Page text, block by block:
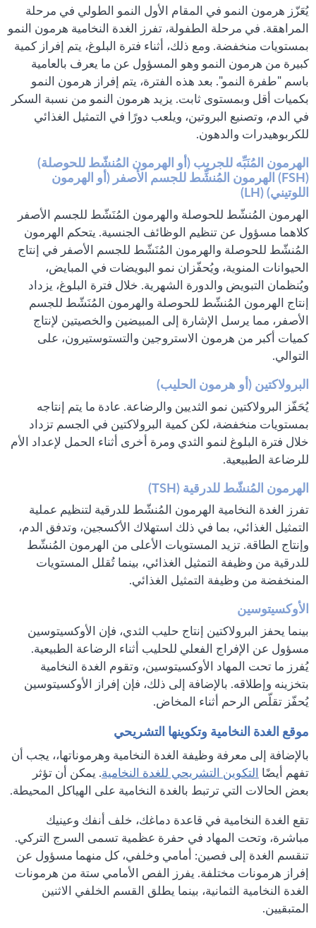
يُعَزّز هرمون النمو في المقام الأول النمو الطولي في مرحلة
المراهقة. في مرحلة الطفولة، تفرز الغدة النخامية هرمون النمو
بمستويات منخفضة. ومع ذلك، أثناء فترة البلوغ، يتم إفراز كمية
كبيرة من هرمون النمو وهو المسؤول عن ما يعرف بالعامية
باسم "طفرة النمو". بعد هذه الفترة، يتم إفراز هرمون النمو
بكميات أقل وبمستوى ثابت. يزيد هرمون النمو من نسبة السكر
في الدم، وتصنيع البروتين، ويلعب دورًا في التمثيل الغذائي
للكربوهيدرات والدهون.
الهرمون المُنَبِّه للجريب (أو الهرمون المُنشّط للحوصلة)
(FSH) الهرمون المُنشِّط للجسم الأصفر (أو الهرمون
اللوتيني) (LH)
الهرمون المُنشّط للحوصلة والهرمون المُنَشّط للجسم الأصفر
كلاهما مسؤول عن تنظيم الوظائف الجنسية. يتحكم الهرمون
المُنشّط للحوصلة والهرمون المُنَشّط للجسم الأصفر في إنتاج
الحيوانات المنوية، ويُحفّزان نمو البويضات في المبايض،
ويُنظمان التبويض والدورة الشهرية. خلال فترة البلوغ، يزداد
إنتاج الهرمون المُنشّط للحوصلة والهرمون المُنَشّط للجسم
الأصفر، مما يرسل الإشارة إلى المبيضين والخصيتين لإنتاج
كميات أكبر من هرمون الاستروجين والتستوستيرون، على
التوالي.
البرولاكتين (أو هرمون الحليب)
يُحَفّز البرولاكتين نمو الثديين والرضاعة. عادة ما يتم إنتاجه
بمستويات منخفضة، لكن كمية البرولاكتين في الجسم تزداد
خلال فترة البلوغ لنمو الثدي ومرة ​​أخرى أثناء الحمل لإعداد الأم
للرضاعة الطبيعية.
الهرمون المُنشّط للدرقية (TSH)
تفرز الغدة النخامية الهرمون المُنشّط للدرقية لتنظيم عملية
التمثيل الغذائي، بما في ذلك استهلاك الأكسجين، وتدفق الدم،
وإنتاج الطاقة. تزيد المستويات الأعلى من الهرمون المُنشّط
للدرقية من وظيفة التمثيل الغذائي، بينما تُقلل المستويات
المنخفضة من وظيفة التمثيل الغذائي.
الأوكسيتوسين
بينما يحفز البرولاكتين إنتاج حليب الثدي، فإن الأوكسيتوسين
مسؤول عن الإفراج الفعلي للحليب أثناء الرضاعة الطبيعية.
يُفرز ما تحت المهاد الأوكسيتوسين، وتقوم الغدة النخامية
بتخزينه وإطلاقه. بالإضافة إلى ذلك، فإن إفراز الأوكسيتوسين
يُحفّز تقلّص الرحم أثناء المخاض.
موقع الغدة النخامية وتكوينها التشريحي
بالإضافة إلى معرفة وظيفة الغدة النخامية وهرموناتها،، يجب أن
تفهم أيضًا التكوين التشريحي للغدة النخامية. يمكن أن تؤثر
بعض الحالات التي ترتبط بالغدة النخامية على الهياكل المحيطة.
تقع الغدة النخامية في قاعدة دماغك، خلف أنفك وعينيك
مباشرة، وتحت المهاد في حفرة عظمية تسمى السرج التركي.
تنقسم الغدة إلى فصين: أمامي وخلفي، كل منهما مسؤول عن
إفراز هرمونات مختلفة. يفرز الفص الأمامي ستة من هرمونات
الغدة النخامية الثمانية، بينما يطلق القسم الخلفي الاثنين
المتبقيين.